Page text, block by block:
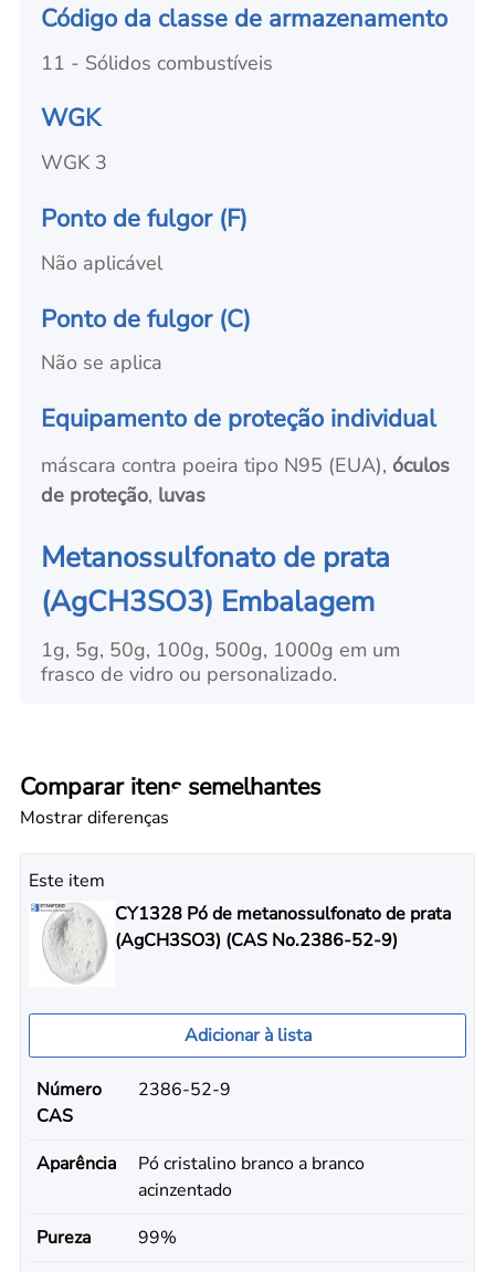
Código da classe de armazenamento
11 - Sólidos combustíveis
WGK
WGK 3
Ponto de fulgor (F)
Não aplicável
Ponto de fulgor (C)
Não se aplica
Equipamento de proteção individual
máscara contra poeira tipo N95 (EUA), óculos
de proteção, luvas
Metanossulfonato de prata
(AgCH3SO3) Embalagem
1g, 5g, 50g, 100g, 500g, 1000g em um
frasco de vidro ou personalizado.
Comparar itens semelhantes
Mostrar diferenças
Este item
CY1328 Pó de metanossulfonato de prata
(AgCH3SO3) (CAS No.2386-52-9)
Adicionar à lista
Número
CAS
2386-52-9
Aparência
Pó cristalino branco a branco
acinzentado
Pureza
99%